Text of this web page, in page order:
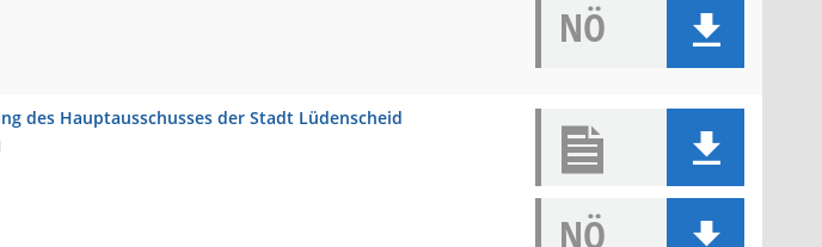
NÖ
des Hauptausschusses der Stadt Lüdenscheid
NÖ